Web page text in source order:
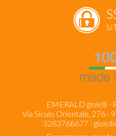
EMERALD gioielli -
Via Siculo Orientale, 276 -
3283768677 -